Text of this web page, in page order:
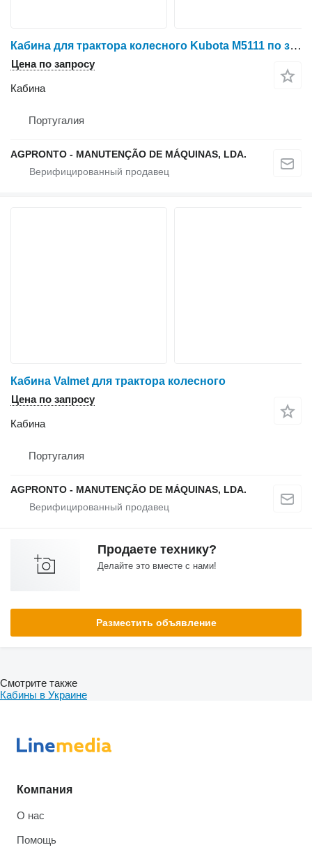
Кабина для трактора колесного Kubota M5111 по запчастям
Цена по запросу
Кабина
Португалия
AGPRONTO - MANUTENÇÃO DE MÁQUINAS, LDA.
Кабина Valmet для трактора колесного
Цена по запросу
Кабина
Португалия
AGPRONTO - MANUTENÇÃO DE MÁQUINAS, LDA.
Продаете технику?
Делайте это вместе с нами!
Разместить объявление
Смотрите также
Кабины в Украине
Компания
О нас
Помощь